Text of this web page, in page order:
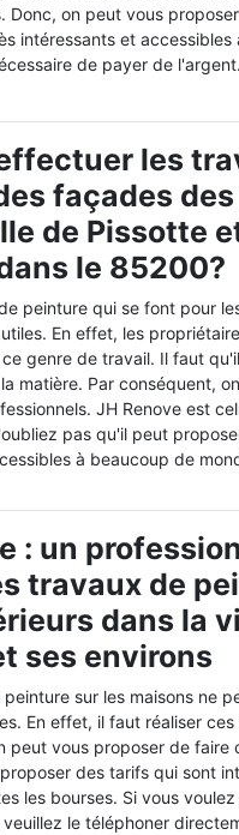
on peut vous
intéressants et accessibles
de payer de
les
façades
de Pissotte
le 85200?
peinture qui se font pour
En effet, les
genre de travail. Il faut
matière. Par conséquent,
JH Renove est
pas qu'il peut
à beaucoup de
: un
travaux de
dans la
ses environs
sur les maisons ne
En effet, il faut réaliser
peut vous proposer de faire
des tarifs qui sont
les bourses. Si vous
le téléphoner